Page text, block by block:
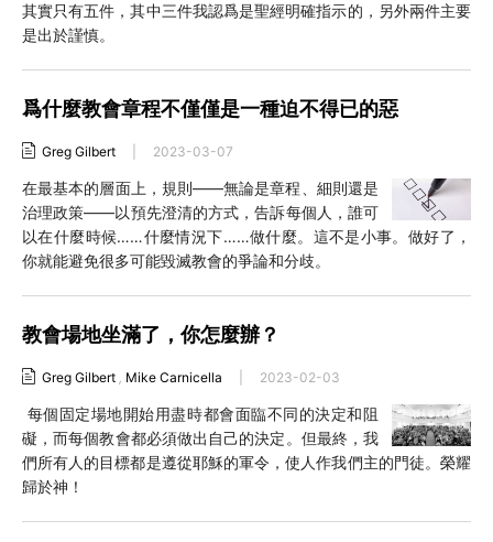
其實只有五件，其中三件我認爲是聖經明確指示的，另外兩件主要
是出於謹慎。
爲什麼教會章程不僅僅是一種迫不得已的惡
Greg Gilbert 2023-03-07
在最基本的層面上，規則——無論是章程、細則還是
治理政策——以預先澄清的方式，告訴每個人，誰可
以在什麼時候……什麼情況下……做什麼。這不是小事。做好了，
你就能避免很多可能毀滅教會的爭論和分歧。
教會場地坐滿了，你怎麼辦？
Greg Gilbert , Mike Carnicella 2023-02-03
每個固定場地開始用盡時都會面臨不同的決定和阻
礙，而每個教會都必須做出自己的決定。但最終，我
們所有人的目標都是遵從耶穌的軍令，使人作我們主的門徒。榮耀
歸於神！